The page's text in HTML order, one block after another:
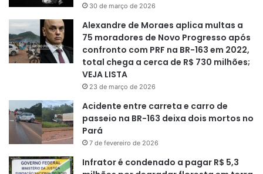
30 de março de 2026
Alexandre de Moraes aplica multas a
75 moradores de Novo Progresso após
confronto com PRF na BR-163 em 2022,
total chega a cerca de R$ 730 milhões;
VEJA LISTA
23 de março de 2026
Acidente entre carreta e carro de
passeio na BR-163 deixa dois mortos no
Pará
7 de fevereiro de 2026
Infrator é condenado a pagar R$ 5,3